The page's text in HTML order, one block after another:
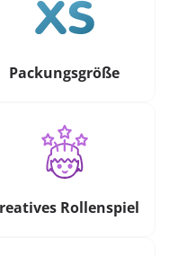
Packungsgröße
Rollenspiel